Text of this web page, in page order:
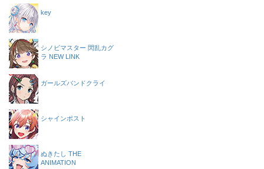
key
シノビマスター 閃乱カグ
ラ NEW LINK
ガールズバンドクライ
シャインポスト
ぬきたし THE
ANIMATION